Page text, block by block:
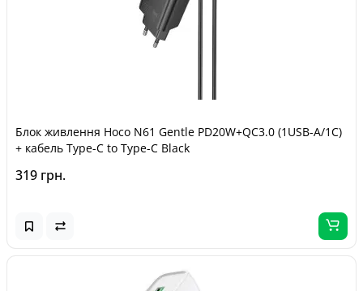
Блок живлення Hoco N61 Gentle PD20W+QC3.0 (1USB-A/1C)
+ кабель Type-C to Type-C Black
319 грн.